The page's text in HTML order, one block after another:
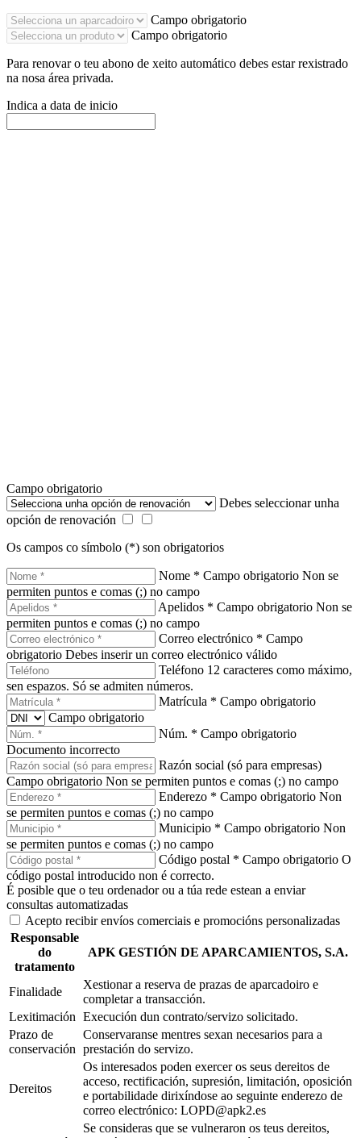
Campo obrigatorio
Campo obrigatorio
Para renovar o teu abono de xeito automático debes estar rexistrado
na nosa área privada.
Indica a data de inicio
Campo obrigatorio
Debes seleccionar unha
opción de renovación
Os campos co símbolo (*) son obrigatorios
Nome * Campo obrigatorio Non se
permiten puntos e comas (;) no campo
Apelidos * Campo obrigatorio Non se
permiten puntos e comas (;) no campo
Correo electrónico * Campo
obrigatorio Debes inserir un correo electrónico válido
Teléfono 12 caracteres como máximo,
sen espazos. Só se admiten números.
Matrícula * Campo obrigatorio
Campo obrigatorio
Núm. * Campo obrigatorio
Documento incorrecto
Razón social (só para empresas)
Campo obrigatorio Non se permiten puntos e comas (;) no campo
Enderezo * Campo obrigatorio Non
se permiten puntos e comas (;) no campo
Municipio * Campo obrigatorio Non
se permiten puntos e comas (;) no campo
Código postal * Campo obrigatorio O
código postal introducido non é correcto.
É posible que o teu ordenador ou a túa rede estean a enviar
consultas automatizadas
Acepto recibir envíos comerciais e promocións personalizadas
Responsable
do
tratamento
APK GESTIÓN DE APARCAMIENTOS, S.A.
Finalidade
Xestionar a reserva de prazas de aparcadoiro e
completar a transacción.
Lexitimación Execución dun contrato/servizo solicitado.
Prazo de
conservación
Conservaranse mentres sexan necesarios para a
prestación do servizo.
Dereitos
Os interesados poden exercer os seus dereitos de
acceso, rectificación, supresión, limitación, oposición
e portabilidade dirixíndose ao seguinte enderezo de
correo electrónico: LOPD@apk2.es
Se consideras que se vulneraron os teus dereitos,